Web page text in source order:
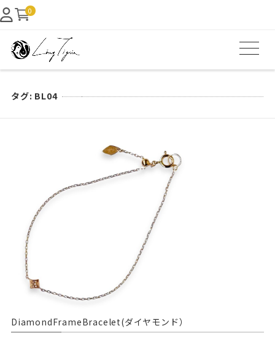
0
タグ: BL04
DiamondFrameBracelet(ダイヤモンド）